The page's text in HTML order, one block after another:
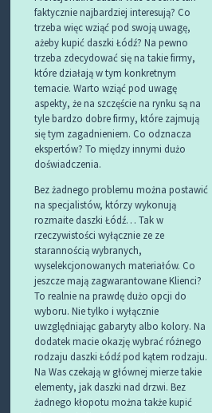
faktycznie najbardziej interesują? Co
trzeba więc wziąć pod swoją uwagę,
ażeby kupić daszki Łódź? Na pewno
trzeba zdecydować się na takie firmy,
które działają w tym konkretnym
temacie. Warto wziąć pod uwagę
aspekty, że na szczęście na rynku są na
tyle bardzo dobre firmy, które zajmują
się tym zagadnieniem. Co odznacza
ekspertów? To między innymi dużo
doświadczenia.
Bez żadnego problemu można postawić
na specjalistów, którzy wykonują
rozmaite daszki Łódź… Tak w
rzeczywistości wyłącznie ze ze
starannością wybranych,
wyselekcjonowanych materiałów. Co
jeszcze mają zagwarantowane Klienci?
To realnie na prawdę dużo opcji do
wyboru. Nie tylko i wyłącznie
uwzględniając gabaryty albo kolory. Na
dodatek macie okazję wybrać różnego
rodzaju daszki Łódź pod kątem rodzaju.
Na Was czekają w głównej mierze takie
elementy, jak daszki nad drzwi. Bez
żadnego kłopotu można także kupić